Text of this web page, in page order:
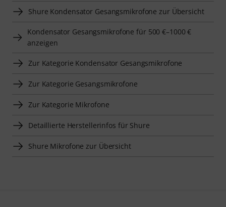
Shure Kondensator Gesangsmikrofone zur Übersicht
Kondensator Gesangsmikrofone für 500 €–1000 €
anzeigen
Zur Kategorie Kondensator Gesangsmikrofone
Zur Kategorie Gesangsmikrofone
Zur Kategorie Mikrofone
Detaillierte Herstellerinfos für Shure
Shure Mikrofone zur Übersicht